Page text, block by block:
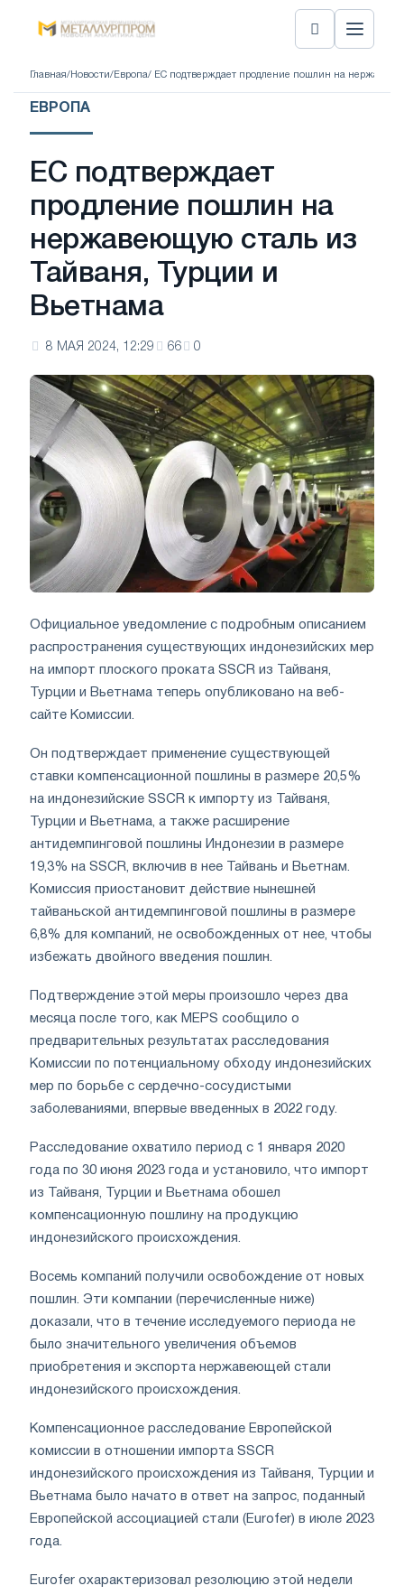
Главная/ Новости/ Европа/ ЕС подтверждает продление пошлин на
ЕВРОПА
ЕС подтверждает
продление пошлин на
нержавеющую сталь из
Тайваня, Турции и
Вьетнама
8 МАЯ 2024, 12:29 66 0
Официальное уведомление с подробным описанием
распространения существующих индонезийских мер
на импорт плоского проката SSCR из Тайваня,
Турции и Вьетнама теперь опубликовано на веб-
сайте Комиссии.
Он подтверждает применение существующей
ставки компенсационной пошлины в размере 20,5%
на индонезийские SSCR к импорту из Тайваня,
Турции и Вьетнама, а также расширение
антидемпинговой пошлины Индонезии в размере
19,3% на SSCR, включив в нее Тайвань и Вьетнам.
Комиссия приостановит действие нынешней
тайваньской антидемпинговой пошлины в размере
6,8% для компаний, не освобожденных от нее, чтобы
избежать двойного введения пошлин.
Подтверждение этой меры произошло через два
месяца после того, как MEPS сообщило о
предварительных результатах расследования
Комиссии по потенциальному обходу индонезийских
мер по борьбе с сердечно-сосудистыми
заболеваниями, впервые введенных в 2022 году.
Расследование охватило период с 1 января 2020
года по 30 июня 2023 года и установило, что импорт
из Тайваня, Турции и Вьетнама обошел
компенсационную пошлину на продукцию
индонезийского происхождения.
Восемь компаний получили освобождение от новых
пошлин. Эти компании (перечисленные ниже)
доказали, что в течение исследуемого периода не
было значительного увеличения объемов
приобретения и экспорта нержавеющей стали
индонезийского происхождения.
Компенсационное расследование Европейской
комиссии в отношении импорта SSCR
индонезийского происхождения из Тайваня, Турции и
Вьетнама было начато в ответ на запрос, поданный
Европейской ассоциацией стали (Eurofer) в июле 2023
года.
Eurofer охарактеризовал резолюцию этой недели